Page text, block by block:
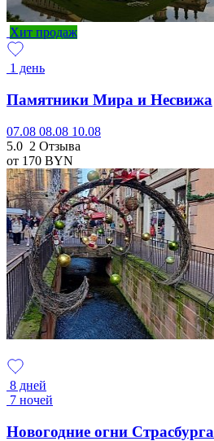
Хит продаж
1 день
Памятники Мира и Несвижа
07.08 08.08 10.08
5.0 2 Отзыва
от 170 BYN
8 дней
7 ночей
Новогодние огни Страсбурга